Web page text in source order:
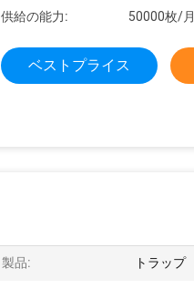
供給の能力:
50000枚/月
ベストプライス
製品: トラップ